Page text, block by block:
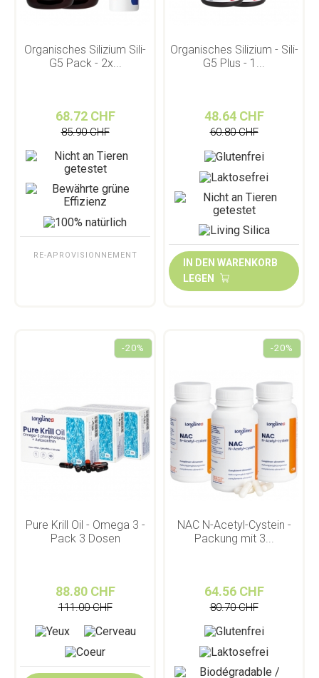
Organisches Silizium Sili-
G5 Pack - 2x...
68.72 CHF
85.90 CHF
RE-APROVISIONNEMENT
Organisches Silizium - Sili-
G5 Plus - 1...
48.64 CHF
60.80 CHF
IN DEN WARENKORB
LEGEN
-20%
Pure Krill Oil - Omega 3 -
Pack 3 Dosen
88.80 CHF
111.00 CHF
-20%
NAC N-Acetyl-Cystein -
Packung mit 3...
64.56 CHF
80.70 CHF